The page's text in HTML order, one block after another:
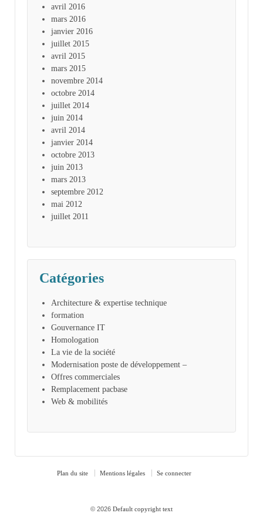
avril 2016
mars 2016
janvier 2016
juillet 2015
avril 2015
mars 2015
novembre 2014
octobre 2014
juillet 2014
juin 2014
avril 2014
janvier 2014
octobre 2013
juin 2013
mars 2013
septembre 2012
mai 2012
juillet 2011
Catégories
Architecture & expertise technique
formation
Gouvernance IT
Homologation
La vie de la société
Modernisation poste de développement –
Offres commerciales
Remplacement pacbase
Web & mobilités
Plan du site Mentions légales Se connecter
© 2026 Default copyright text